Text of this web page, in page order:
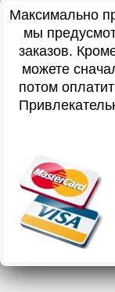
Максимально
мы
заказов.
можете
потом